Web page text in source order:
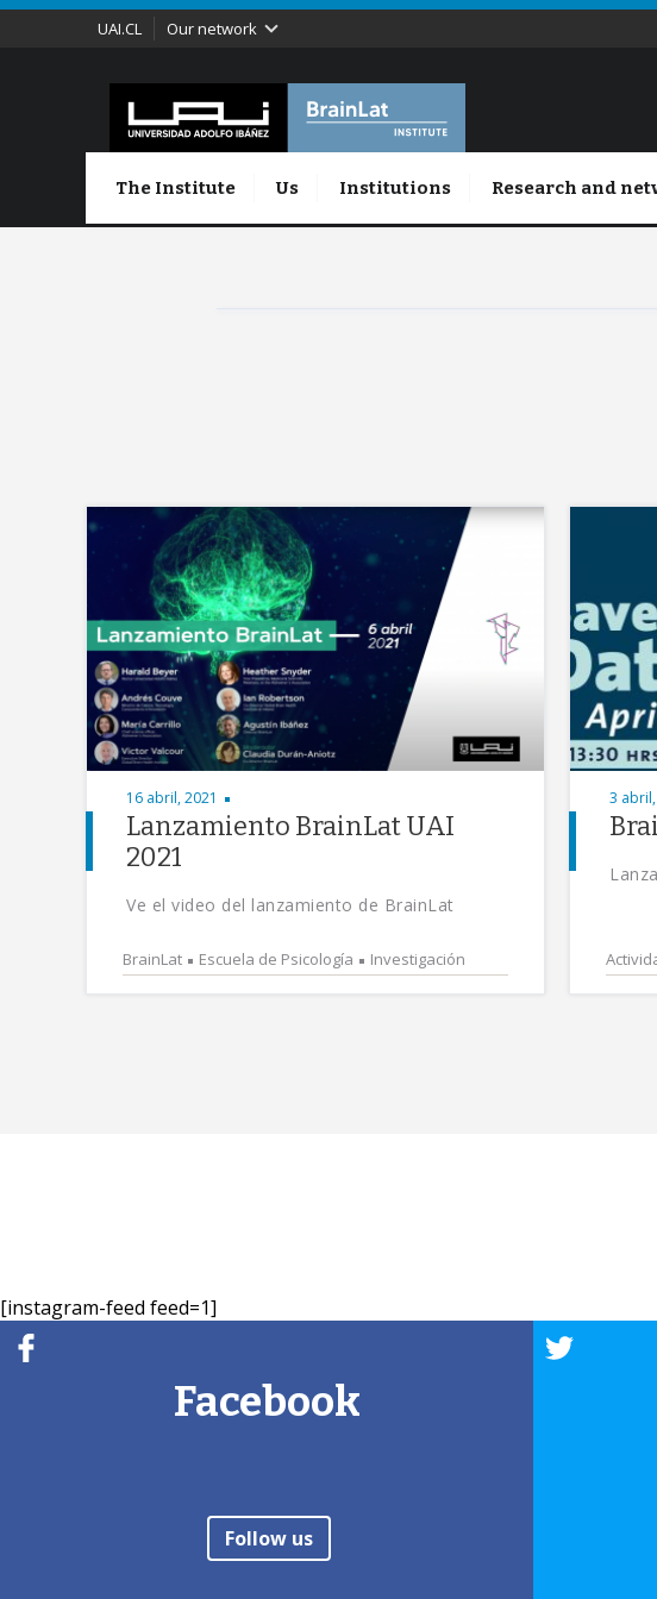
UAI.CL Our network
The Institute Us Institutions Research and
16 abril, 2021
Lanzamiento BrainLat UAI
2021
Ve el video del lanzamiento de BrainLat
BrainLat Escuela de Psicología Investigación
3 abril,
[instagram-feed feed=1]
Facebook
Follow us